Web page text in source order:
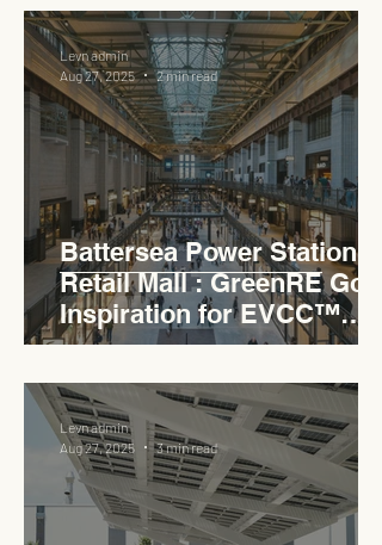
Battersea Power Station
Retail Mall : GreenRE Gold
Inspiration for EVCC™
Pedas RSA
Levn admin
Aug 27, 2025
2 min read
Levn admin
Aug 27, 2025
3 min read